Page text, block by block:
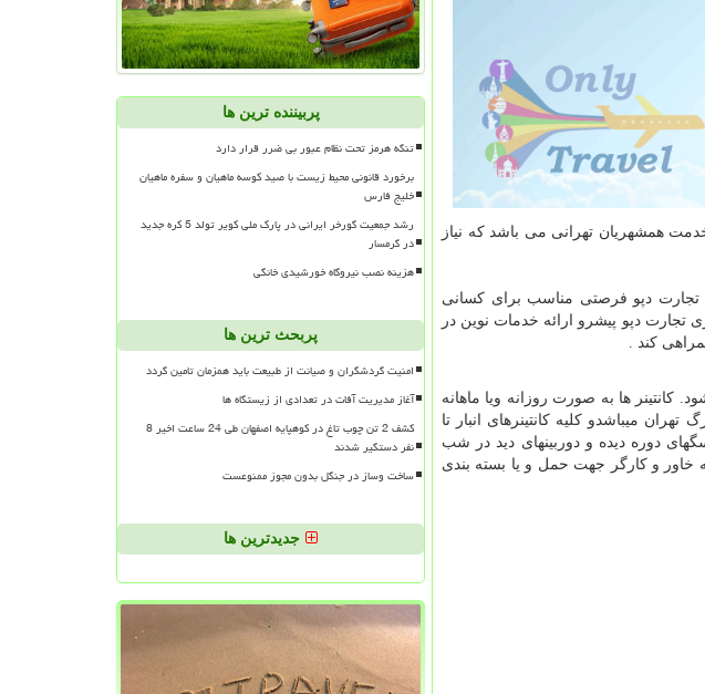
همشهریان تهرانی می باشد که نیاز
تجارت دپو فرصتی مناسب برای کسانی
تجارت دپو پیشرو ارائه خدمات نوین در
کند .
ها به صورت روزانه ویا ماهانه
میباشدو کلیه کانتینرهای انبار تا
دوره دیده و دوربینهای دید در شب
و کارگر جهت حمل و یا بسته بندی
پربیننده ترین ها
تنگه هرمز تحت نظام عبور بی ضرر قرار دارد
برخورد قانونی محیط زیست با صید کوسه ماهیان و سفره ماهیان
خلیج فارس
رشد جمعیت گورخر ایرانی در پارک ملی کویر تولد 5 کره جدید
در گرمسار
هزینه نصب نیروگاه خورشیدی خانگی
پربحث ترین ها
امنیت گردشگران و صیانت از طبیعت باید همزمان تامین گردد
آغاز مدیریت آفات در تعدادی از زیستگاه ها
کشف 2 تن چوب تاغ در کوهپایه اصفهان طی 24 ساعت اخیر 8
نفر دستگیر شدند
ساخت وساز در جنگل بدون مجوز ممنوعست
جدیدترین ها